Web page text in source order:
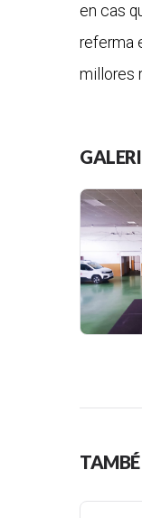
en cas
referma
millores